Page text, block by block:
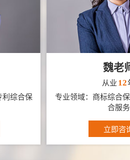
利综合保
魏老
从业 12
专业领域：商标综合
合服务
立即咨